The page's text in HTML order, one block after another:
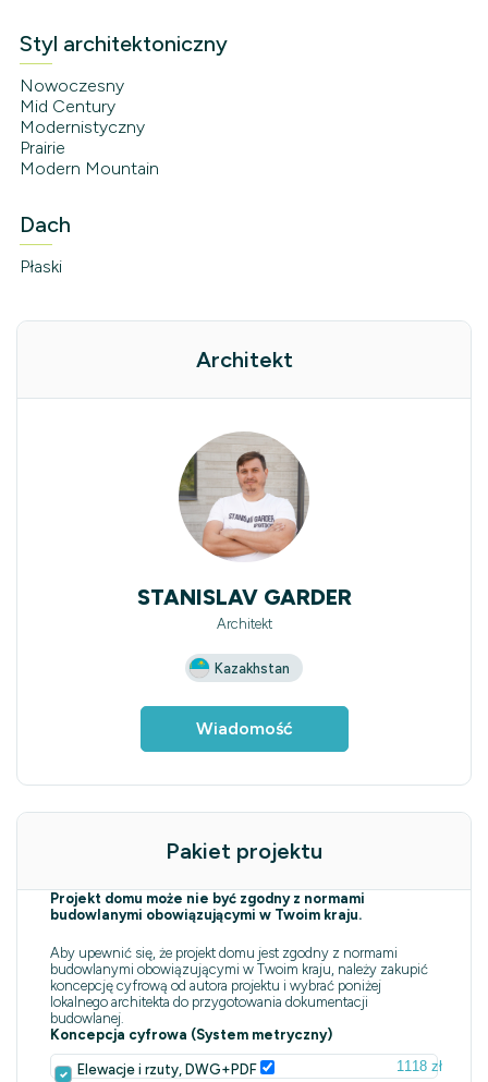
Styl architektoniczny
Nowoczesny
Mid Century
Modernistyczny
Prairie
Modern Mountain
Dach
Płaski
Architekt
STANISLAV GARDER
Architekt
Kazakhstan
Wiadomość
Pakiet projektu
Projekt domu może nie być zgodny z normami
budowlanymi obowiązującymi w Twoim kraju.
Aby upewnić się, że projekt domu jest zgodny z normami
budowlanymi obowiązującymi w Twoim kraju, należy zakupić
koncepcję cyfrową od autora projektu i wybrać poniżej
lokalnego architekta do przygotowania dokumentacji
budowlanej.
Koncepcja cyfrowa (System metryczny)
Elewacje i rzuty, DWG+PDF 1118 zł